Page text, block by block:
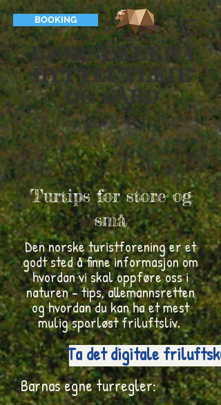
BOOKING
BJØRNEKLEIVA
HYTTEUTLEIE
OG GÅRD
VERMA I ROMSDALEN
Turtips for store og
små
Den norske turistforening er et
godt sted å finne informasjon om
hvordan vi skal oppføre oss i
naturen - tips, allemannsretten
oghvordandu kan ha et mest
mulig sporløst friluftsliv.
Ta det digitale
Barnas egne turregler: